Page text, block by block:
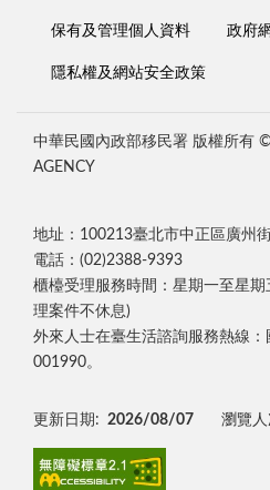
保有及管理個人資料 政府
隱私權及網站安全政策
中華民國內政部移民署 版權所有
AGENCY
地址：100213臺北市中正區廣州
電話：(02)2388-9393
櫃檯受理服務時間：星期一至星
理案件不休息)
外來人士在臺生活諮詢服務熱線
001990。
更新日期: 2026/08/07 瀏覽人